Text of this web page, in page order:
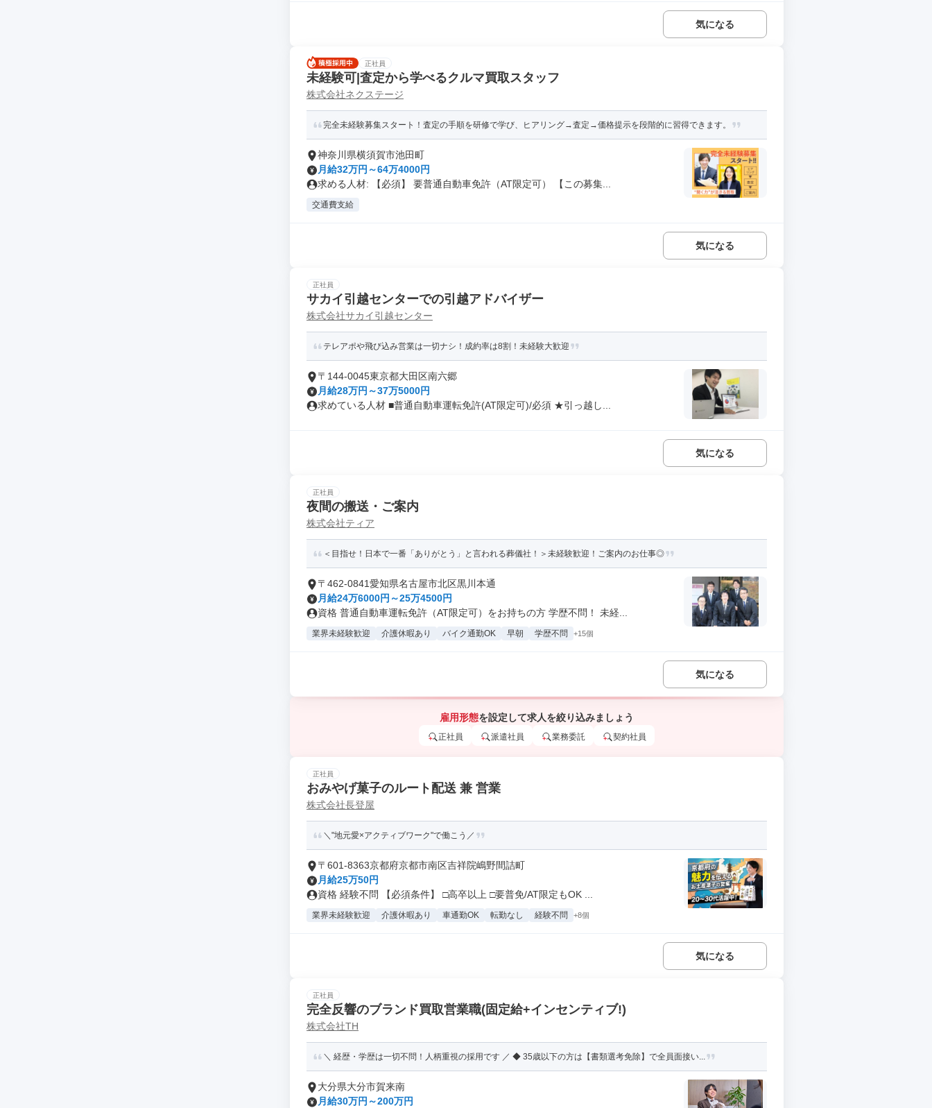
気になる
正社員
未経験可|査定から学べるクルマ買取スタッフ
株式会社ネクステージ
完全未経験募集スタート！査定の手順を研修で学び、ヒアリング→査定→価格提示を段階的に習得できます。
神奈川県横須賀市池田町
月給32万円～64万4000円
求める人材: 【必須】 要普通自動車免許（AT限定可） 【この募集...
交通費支給
気になる
正社員
サカイ引越センターでの引越アドバイザー
株式会社サカイ引越センター
テレアポや飛び込み営業は一切ナシ！成約率は8割！未経験大歓迎
〒144-0045東京都大田区南六郷
月給28万円～37万5000円
求めている人材 ■普通自動車運転免許(AT限定可)/必須 ★引っ越し...
気になる
正社員
夜間の搬送・ご案内
株式会社ティア
＜目指せ！日本で一番「ありがとう」と言われる葬儀社！＞未経験歓迎！ご案内のお仕事◎
〒462-0841愛知県名古屋市北区黒川本通
月給24万6000円～25万4500円
資格 普通自動車運転免許（AT限定可）をお持ちの方 学歴不問！ 未経...
業界未経験歓迎 介護休暇あり バイク通勤OK 早朝 学歴不問 +15個
気になる
雇用形態を設定して求人を絞り込みましょう
正社員 派遣社員 業務委託 契約社員
正社員
おみやげ菓子のルート配送 兼 営業
株式会社長登屋
＼"地元愛×アクティブワーク"で働こう／
〒601-8363京都府京都市南区吉祥院嶋野間詰町
月給25万50円
資格 経験不問 【必須条件】 □高卒以上 □要普免/AT限定もOK ...
業界未経験歓迎 介護休暇あり 車通勤OK 転勤なし 経験不問 +8個
気になる
正社員
完全反響のブランド買取営業職(固定給+インセンティブ!)
株式会社TH
＼ 経歴・学歴は一切不問！人柄重視の採用です ／ ◆ 35歳以下の方は【書類選考免除】で全員面接い...
大分県大分市賀来南
月給30万円～200万円